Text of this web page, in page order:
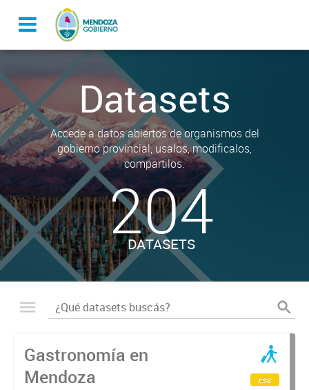
Datasets
Accede a datos abiertos de organismos del
gobierno provincial, usalos, modificalos,
compartilos.
204
DATASETS
Gastronomía en
Mendoza
csv